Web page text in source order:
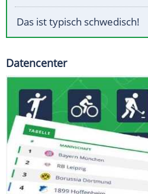
Das ist typisch schwedisch!
Datencenter